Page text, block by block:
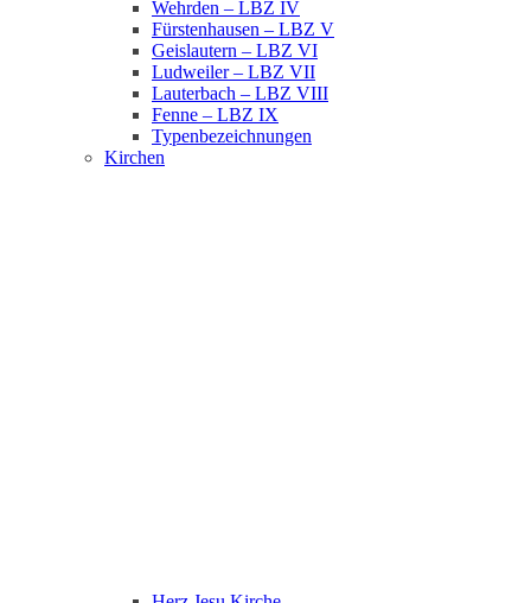
Wehrden – LBZ IV
Fürstenhausen – LBZ V
Geislautern – LBZ VI
Ludweiler – LBZ VII
Lauterbach – LBZ VIII
Fenne – LBZ IX
Typenbezeichnungen
Kirchen